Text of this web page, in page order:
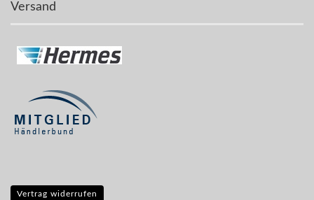
Versand
Vertrag widerrufen